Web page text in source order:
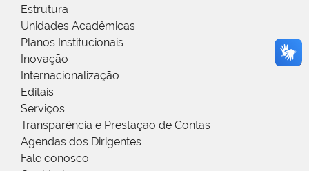
Estrutura
Unidades Acadêmicas
Planos Institucionais
Inovação
Internacionalização
Editais
Serviços
Transparência e Prestação de Contas
Agendas dos Dirigentes
Fale conosco